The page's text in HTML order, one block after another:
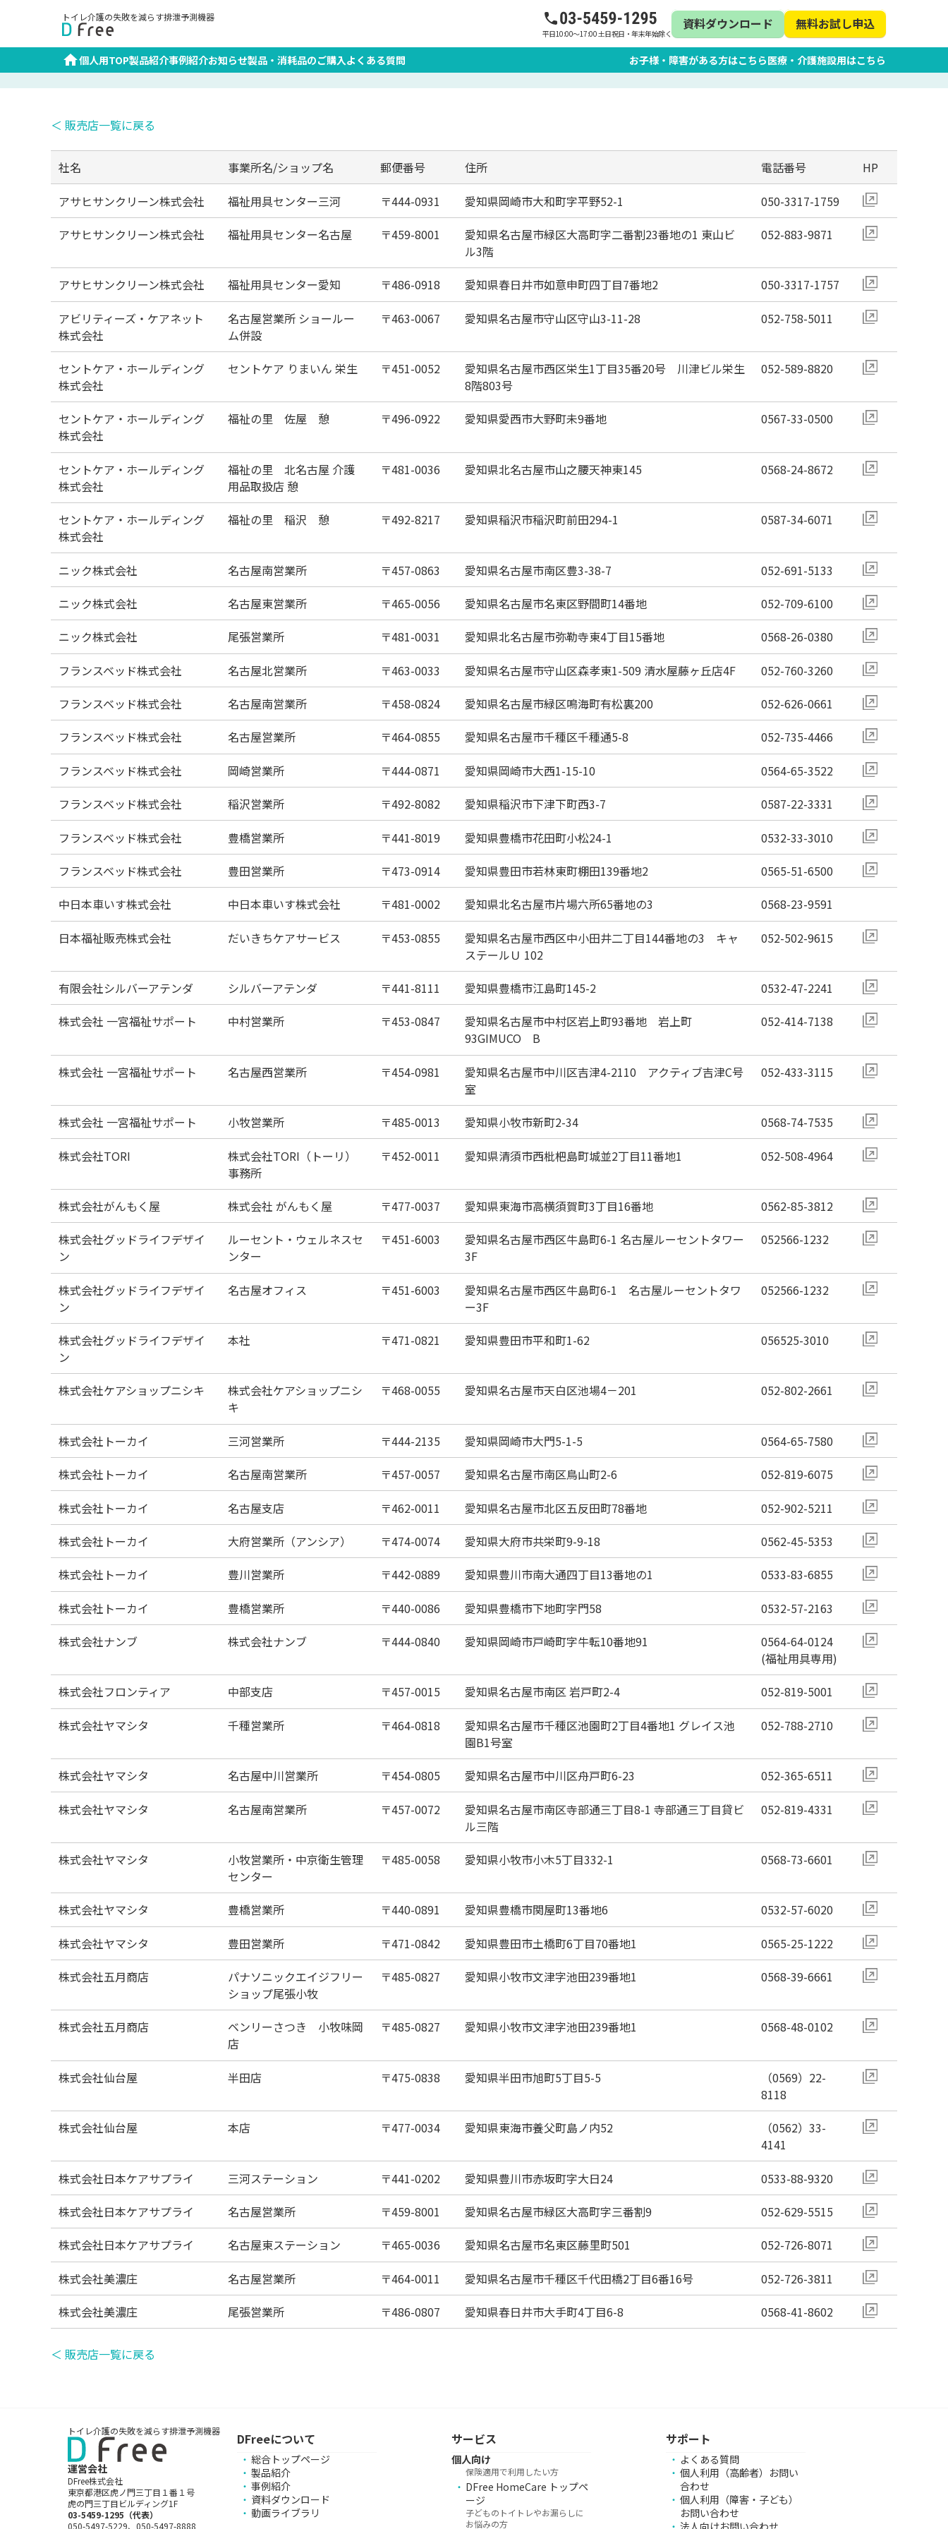
トイレ介護の失敗を減らす排泄予測機器
平日10:00～17:00 土日祝日・年末年始除く
資料ダウンロード 無料お試し申込
個人用TOP製品紹介事例紹介お知らせ製品・消耗品のご購入よくある質問 お子様・障害がある方はこちら医療・介護施設用はこちら
愛知県
＜ 販売店一覧に戻る
社名 事業所名/ショップ名 郵便番号 住所 電話番号
HP
アサヒサンクリーン株式会社
福祉用具センター三河 444-0931 愛知県岡崎市大和町字平野52-1
050-3317-1759
アサヒサンクリーン株式会社
福祉用具センター名古屋 459-8001
愛知県名古屋市緑区大高町字二番割23番地の1 東山ビ
ル3階
052-883-9871
アサヒサンクリーン株式会社 福祉用具センター愛知 486-0918 愛知県春日井市如意申町四丁目7番地2
050-3317-1757
アビリティーズ・ケアネット
株式会社
名古屋営業所 ショールー
ム併設
463-0067 愛知県名古屋市守山区守山3-11-28 052-758-5011
セントケア・ホールディング
株式会社
セントケア りまいん 栄生 451-0052
愛知県名古屋市西区栄生1丁目35番20号 川津ビル栄生
8階803号
052-589-8820
セントケア・ホールディング
株式会社
福祉の里 佐屋 憩 496-0922 愛知県愛西市大野町未9番地 0567-33-0500
セントケア・ホールディング
株式会社
福祉の里 北名古屋 介護
用品取扱店 憩
481-0036 愛知県北名古屋市山之腰天神東145 0568-24-8672
セントケア・ホールディング
株式会社
福祉の里 稲沢 憩 492-8217 愛知県稲沢市稲沢町前田294-1 0587-34-6071
ニック株式会社 名古屋南営業所 457-0863 愛知県名古屋市南区豊3-38-7
052-691-5133
ニック株式会社
名古屋東営業所 465-0056 愛知県名古屋市名東区野間町14番地
052-709-6100
ニック株式会社
尾張営業所 481-0031 愛知県北名古屋市弥勒寺東4丁目15番地
0568-26-0380
フランスベッド株式会社
名古屋北営業所 463-0033 愛知県名古屋市守山区森孝東1-509 清水屋藤ヶ丘店4F
052-760-3260
フランスベッド株式会社
名古屋南営業所 458-0824 愛知県名古屋市緑区鳴海町有松裏200
052-626-0661
フランスベッド株式会社
名古屋営業所 464-0855 愛知県名古屋市千種区千種通5-8
052-735-4466
フランスベッド株式会社
岡崎営業所 444-0871 愛知県岡崎市大西1-15-10
0564-65-3522
フランスベッド株式会社
稲沢営業所 492-8082 愛知県稲沢市下津下町西3-7
0587-22-3331
フランスベッド株式会社
豊橋営業所 441-8019 愛知県豊橋市花田町小松24-1
0532-33-3010
フランスベッド株式会社
豊田営業所 473-0914 愛知県豊田市若林東町棚田139番地2
0565-51-6500
中日本車いす株式会社
中日本車いす株式会社 481-0002 愛知県北名古屋市片場六所65番地の3
0568-23-9591
日本福祉販売株式会社
だいきちケアサービス 453-0855
愛知県名古屋市西区中小田井二丁目144番地の3 キャ
ステールＵ 102
052-502-9615
有限会社シルバーアテンダ シルバーアテンダ 441-8111 愛知県豊橋市江島町145-2
0532-47-2241
株式会社 一宮福祉サポート
中村営業所 453-0847
愛知県名古屋市中村区岩上町93番地 岩上町
93GIMUCO B
052-414-7138
株式会社 一宮福祉サポート 名古屋西営業所 454-0981
愛知県名古屋市中川区吉津4-2110 アクティブ吉津C号
室
052-433-3115
株式会社 一宮福祉サポート 小牧営業所 485-0013 愛知県小牧市新町2-34
0568-74-7535
株式会社TORI
株式会社TORI（トーリ）
事務所
452-0011 愛知県清須市西枇杷島町城並2丁目11番地1 052-508-4964
株式会社がんもく屋 株式会社 がんもく屋 477-0037 愛知県東海市高横須賀町3丁目16番地
0562-85-3812
株式会社グッドライフデザイ
ン
ルーセント・ウェルネスセ
ンター
451-6003
愛知県名古屋市西区牛島町6-1 名古屋ルーセントタワー
3F
052566-1232
株式会社グッドライフデザイ
ン
名古屋オフィス 451-6003
愛知県名古屋市西区牛島町6-1 名古屋ルーセントタワ
ー3F
052566-1232
株式会社グッドライフデザイ
ン
本社 471-0821 愛知県豊田市平和町1-62 056525-3010
株式会社ケアショップニシキ
株式会社ケアショップニシ
キ
468-0055 愛知県名古屋市天白区池場4－201 052-802-2661
株式会社トーカイ 三河営業所 444-2135 愛知県岡崎市大門5-1-5
0564-65-7580
株式会社トーカイ
名古屋南営業所 457-0057 愛知県名古屋市南区鳥山町2-6
052-819-6075
株式会社トーカイ
名古屋支店 462-0011 愛知県名古屋市北区五反田町78番地
052-902-5211
株式会社トーカイ
大府営業所（アンシア） 474-0074 愛知県大府市共栄町9-9-18
0562-45-5353
株式会社トーカイ
豊川営業所 442-0889 愛知県豊川市南大通四丁目13番地の1
0533-83-6855
株式会社トーカイ
豊橋営業所 440-0086 愛知県豊橋市下地町字門58
0532-57-2163
株式会社ナンブ
株式会社ナンブ 444-0840 愛知県岡崎市戸崎町字牛転10番地91
0564-64-0124
(福祉用具専用)
株式会社フロンティア
中部支店 457-0015 愛知県名古屋市南区 岩戸町2-4
052-819-5001
株式会社ヤマシタ
千種営業所 464-0818
愛知県名古屋市千種区池園町2丁目4番地1 グレイス池
園B1号室
052-788-2710
株式会社ヤマシタ 名古屋中川営業所 454-0805 愛知県名古屋市中川区舟戸町6-23
052-365-6511
株式会社ヤマシタ
名古屋南営業所 457-0072
愛知県名古屋市南区寺部通三丁目8-1 寺部通三丁目貸ビ
ル三階
052-819-4331
株式会社ヤマシタ
小牧営業所・中京衛生管理
センター
485-0058 愛知県小牧市小木5丁目332-1 0568-73-6601
株式会社ヤマシタ 豊橋営業所 440-0891 愛知県豊橋市関屋町13番地6
0532-57-6020
株式会社ヤマシタ
豊田営業所 471-0842 愛知県豊田市土橋町6丁目70番地1
0565-25-1222
株式会社五月商店
パナソニックエイジフリー
ショップ尾張小牧
485-0827 愛知県小牧市文津字池田239番地1 0568-39-6661
株式会社五月商店
ベンリーさつき 小牧味岡
店
485-0827 愛知県小牧市文津字池田239番地1 0568-48-0102
株式会社仙台屋 半田店 475-0838 愛知県半田市旭町5丁目5-5
（0569）22-
8118
株式会社仙台屋
本店 477-0034 愛知県東海市養父町島ノ内52
（0562）33-
4141
株式会社日本ケアサプライ
三河ステーション 441-0202 愛知県豊川市赤坂町字大日24
0533-88-9320
株式会社日本ケアサプライ
名古屋営業所 459-8001 愛知県名古屋市緑区大高町字三番割9
052-629-5515
株式会社日本ケアサプライ
名古屋東ステーション 465-0036 愛知県名古屋市名東区藤里町501
052-726-8071
株式会社美濃庄
名古屋営業所 464-0011 愛知県名古屋市千種区千代田橋2丁目6番16号
052-726-3811
株式会社美濃庄
尾張営業所 486-0807 愛知県春日井市大手町4丁目6-8 0568-41-8602
＜ 販売店一覧に戻る
トイレ介護の失敗を減らす排泄予測機器
運営会社
DFree株式会社
東京都港区虎ノ門三丁目１番１号
虎の門三丁目ビルディング1F
03-5459-1295（代表）
050-5497-5229、050-5497-8888
DFreeについて
総合トップページ
製品紹介
事例紹介
資料ダウンロード
動画ライブラリ
サービス
個人向け
保険適用で利用したい方
DFree HomeCare トップペ
ージ
子どものトイトレやお漏らしに
お悩みの方
サポート
よくある質問
個人利用（高齢者）お問い
合わせ
個人利用（障害・子ども）
お問い合わせ